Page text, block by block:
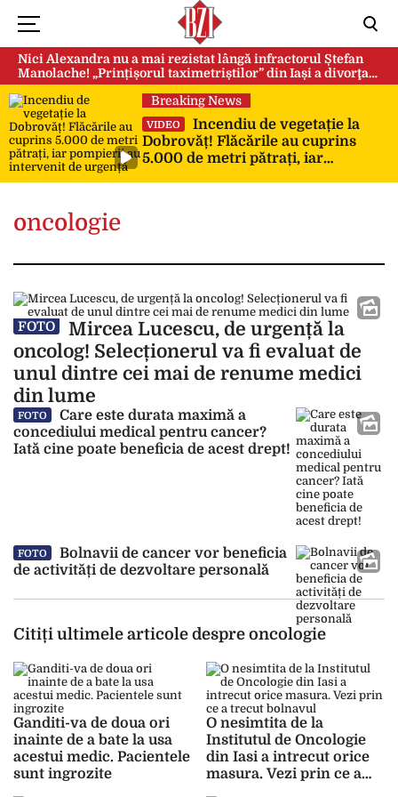
Nici Alexandra nu a mai rezistat lângă infractorul Ștefan
Manolache! „Prințișorul taximetriștilor” din Iași a divorţat
după doi ani de căsnicie
Breaking News
VIDEO
Incendiu de vegetație la
Dobrovăț! Flăcările au cuprins
5.000 de metri pătrați, iar
oncologie
FOTO
Mircea Lucescu, de urgență la
oncolog! Selecționerul va fi evaluat de
unul dintre cei mai de renume medici
din lume
FOTO
Care este durata maximă a
concediului medical pentru cancer?
Iată cine poate beneficia de acest drept!
FOTO
Bolnavii de cancer vor beneficia
de activități de dezvoltare personală
Citiți ultimele articole despre oncologie
Ganditi-va de doua ori
inainte de a bate la usa
acestui medic. Pacientele
sunt ingrozite
O nesimtita de la
Institutul de Oncologie
din Iasi a intrecut orice
masura. Vezi prin ce a